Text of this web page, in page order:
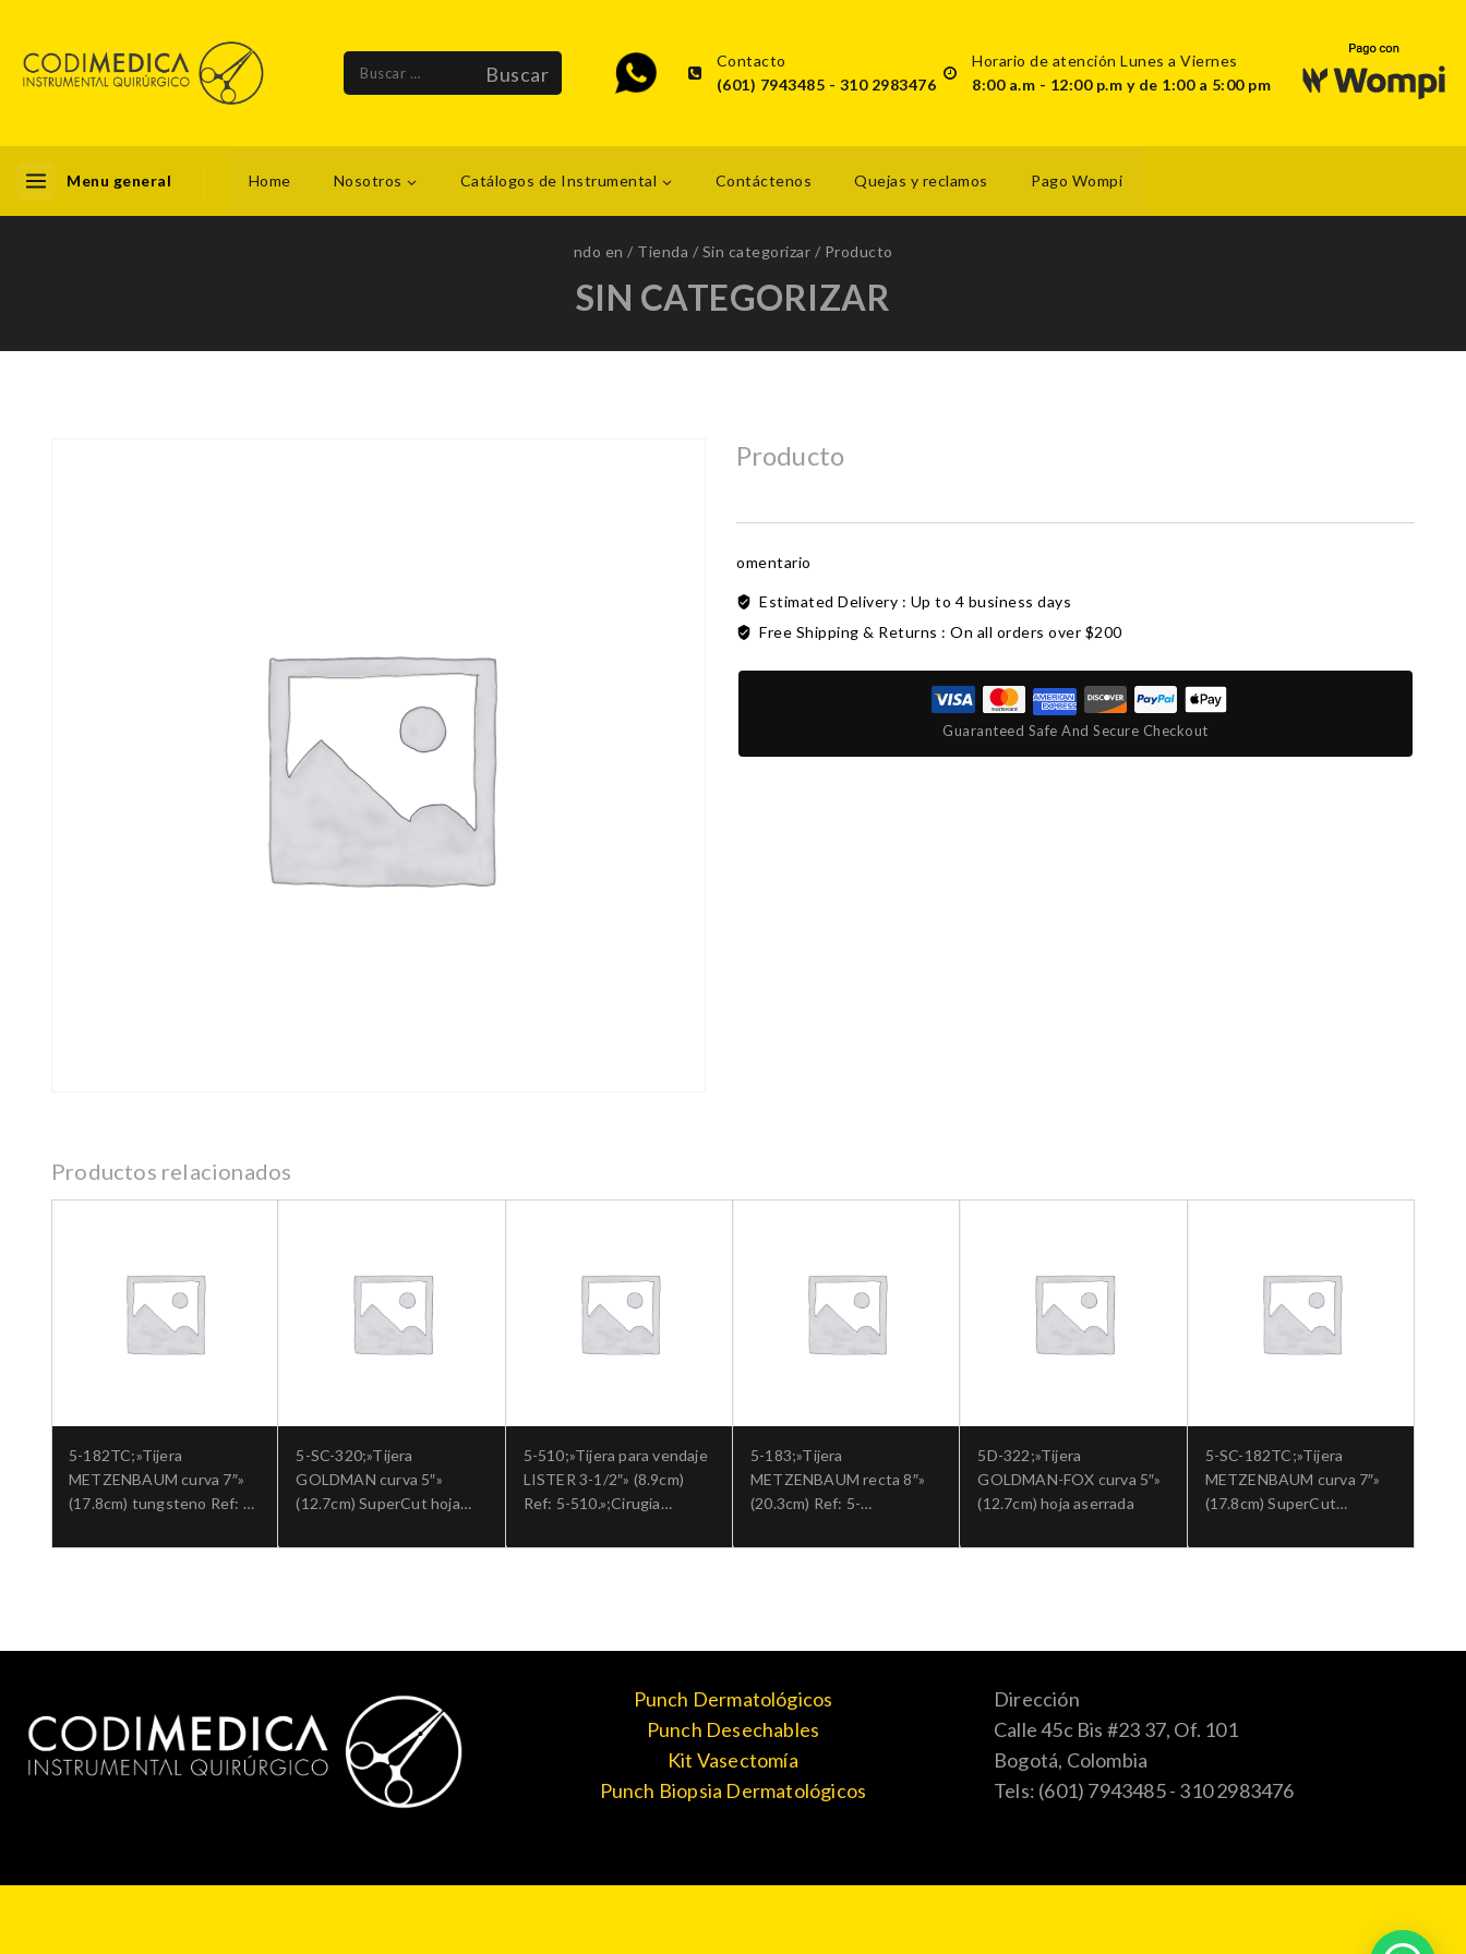
Contacto
(601) 7943485 - 310 2983476
Horario de atención Lunes a Viernes
8:00 a.m - 12:00 p.m y de 1:00 a 5:00 pm
Menu general Home Nosotros Catálogos de Instrumental Contáctenos Quejas y reclamos Pago Wompi
ndo en / Tienda / Sin categorizar / Producto
SIN CATEGORIZAR
Producto
omentario
Estimated Delivery : Up to 4 business days
Free Shipping & Returns : On all orders over $200
Guaranteed Safe And Secure Checkout
Productos relacionados
5-182TC;»Tijera
METZENBAUM curva 7″»
(17.8cm) tungsteno Ref: 5-
5-SC-320;»Tijera
GOLDMAN curva 5″»
(12.7cm) SuperCut hoja
320.»;Cirugia general
5-510;»Tijera para vendaje
LISTER 3-1/2″» (8.9cm)
Ref: 5-510.»;Cirugia
5-183;»Tijera
METZENBAUM recta 8″»
(20.3cm) Ref: 5-
5D-322;»Tijera
GOLDMAN-FOX curva 5″»
(12.7cm) hoja aserrada
5-SC-182TC;»Tijera
METZENBAUM curva 7″»
(17.8cm) SuperCut
182TC.»;Cirugia general
Punch Dermatológicos
Punch Desechables
Kit Vasectomía
Punch Biopsia Dermatológicos
Dirección
Calle 45c Bis #23 37, Of. 101
Bogotá, Colombia
Tels: (601) 7943485 - 310 2983476